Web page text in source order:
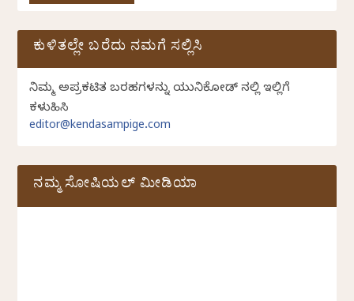
ಕುಳಿತಲ್ಲೇ ಬರೆದು ನಮಗೆ ಸಲ್ಲಿಸಿ
ನಿಮ್ಮ ಅಪ್ರಕಟಿತ ಬರಹಗಳನ್ನು ಯುನಿಕೋಡ್ ನಲ್ಲಿ ಇಲ್ಲಿಗೆ
ಕಳುಹಿಸಿ
editor@kendasampige.com
ನಮ್ಮ ಸೋಷಿಯಲ್‌ ಮೀಡಿಯಾ